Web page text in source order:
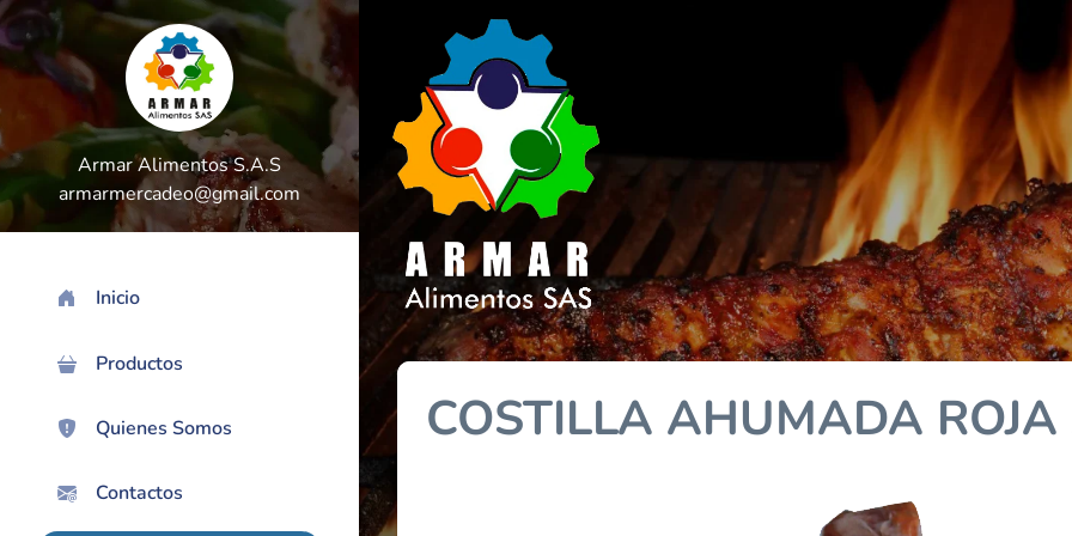
Armar Alimentos S.A.S
armarmercadeo@gmail.com
Inicio
Productos
Quienes Somos
Contactos
>
COSTILLA AHUMADA ROJA